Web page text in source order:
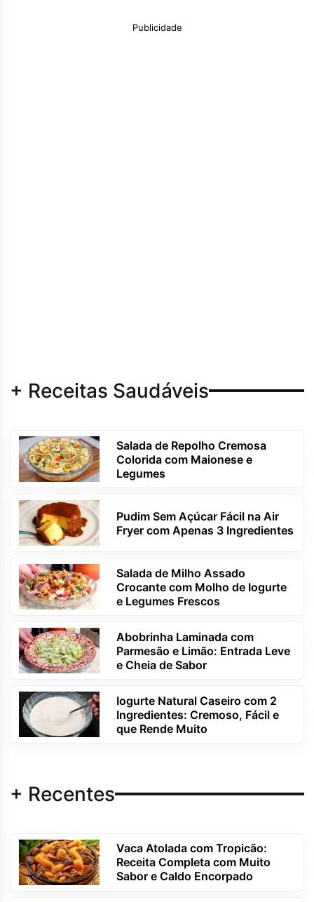
Publicidade
+ Receitas Saudáveis
Salada de Repolho Cremosa
Colorida com Maionese e
Legumes
Pudim Sem Açúcar Fácil na Air
Fryer com Apenas 3 Ingredientes
Salada de Milho Assado
Crocante com Molho de Iogurte
e Legumes Frescos
Abobrinha Laminada com
Parmesão e Limão: Entrada Leve
e Cheia de Sabor
Iogurte Natural Caseiro com 2
Ingredientes: Cremoso, Fácil e
que Rende Muito
+ Recentes
Vaca Atolada com Tropicão:
Receita Completa com Muito
Sabor e Caldo Encorpado